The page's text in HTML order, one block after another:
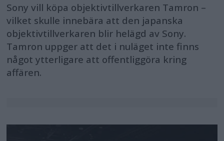
Sony vill köpa objektivtillverkaren Tamron –
vilket skulle innebära att den japanska
objektivtillverkaren blir helägd av Sony.
Tamron uppger att det i nuläget inte finns
något ytterligare att offentliggöra kring
affären.